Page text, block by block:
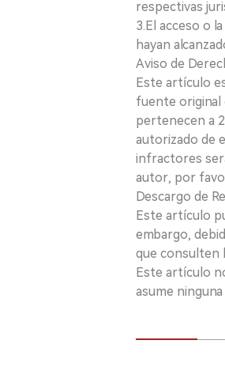
respectivas
3.El acceso o
hayan
Aviso de
Este artículo
fuente original
pertenecen a
autorizado de
infractores
autor, por
Descargo de
Este artículo
embargo,
que consulten
Este artículo
asume